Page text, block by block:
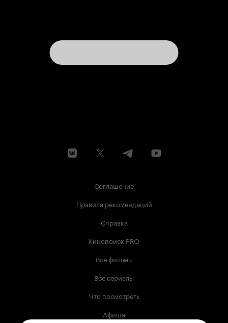
Соглашение
Правила рекомендаций
Справка
Кинопоиск PRO
Все фильмы
Все сериалы
Что посмотреть
Афиша